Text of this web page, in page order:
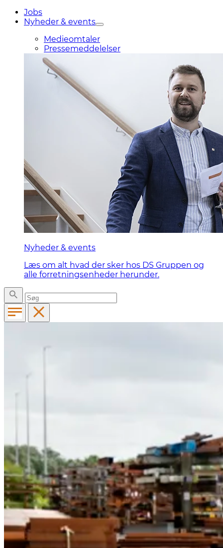
Jobs
Nyheder & events
Medieomtaler
Pressemeddelelser
Nyheder & events
Læs om alt hvad der sker hos DS Gruppen og
alle forretningsenheder herunder.